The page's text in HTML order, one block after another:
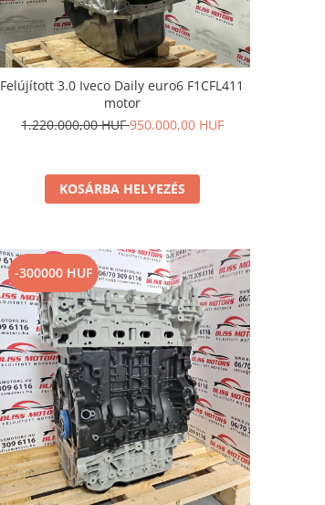
Felújított 3.0 Iveco Daily euro6 F1CFL411
motor
1.220.000,00 HUF950.000,00 HUF
KOSÁRBA HELYEZÉS
-300000 HUF